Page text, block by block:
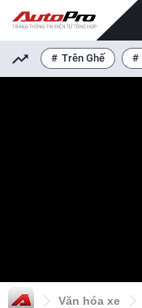
Trên Ghế
Văn hóa xe